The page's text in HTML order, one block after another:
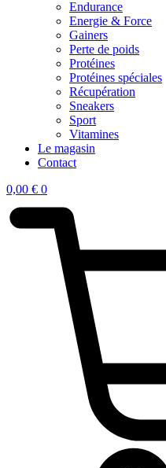
Endurance
Energie & Force
Gainers
Perte de poids
Protéines
Protéines spéciales
Récupération
Sneakers
Sport
Vitamines
Le magasin
Contact
0,00 € 0